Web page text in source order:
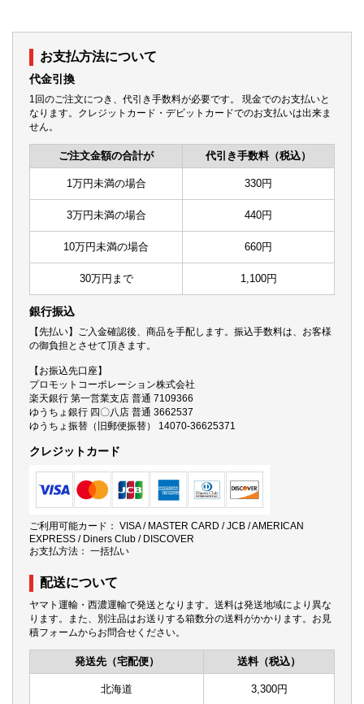
お支払方法について
代金引換
1回のご注文につき、代引き手数料が必要です。 現金でのお支払いと
なります。クレジットカード・デビットカードでのお支払いは出来ま
せん。
ご注文金額の合計が 代引き手数料（税込）
1万円未満の場合 330円
3万円未満の場合 440円
10万円未満の場合 660円
30万円まで 1,100円
銀行振込
【先払い】ご入金確認後、商品を手配します。振込手数料は、お客様
の御負担とさせて頂きます。
【お振込先口座】
プロモットコーポレーション株式会社
楽天銀行 第一営業支店 普通 7109366
ゆうちょ銀行 四〇八店 普通 3662537
ゆうちょ振替（旧郵便振替） 14070-36625371
クレジットカード
ご利用可能カード： VISA / MASTER CARD / JCB / AMERICAN
EXPRESS / Diners Club / DISCOVER
お支払方法： 一括払い
配送について
ヤマト運輸・西濃運輸で発送となります。送料は発送地域により異な
ります。また、別注品はお送りする箱数分の送料がかかります。お見
積フォームからお問合せください。
発送先（宅配便） 送料（税込）
北海道 3,300円